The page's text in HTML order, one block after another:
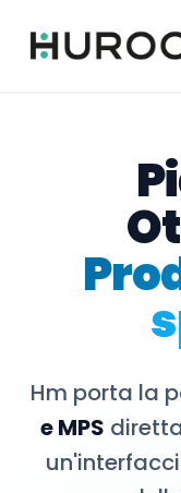
Operazione
Hm porta la
e MPS